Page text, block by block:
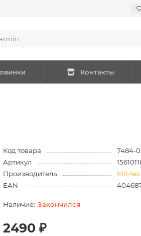
Контакты
Код товара
7484-
Артикул
Производитель
Mil-tec
EAN
Закончился
2490 ₽